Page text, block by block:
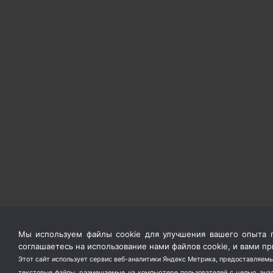
Мы используем файлы cookie для улучшения вашего опыта
соглашаетесь на использование нами файлов cookie, и вами
Этот сайт использует сервис веб-аналитики Яндекс Метрика,